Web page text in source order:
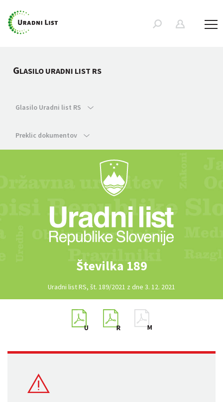
GLASILO URADNI LIST RS
Glasilo Uradni list RS
Preklic dokumentov
Številka 189
Uradni list RS, št. 189/2021 z dne 3. 12. 2021